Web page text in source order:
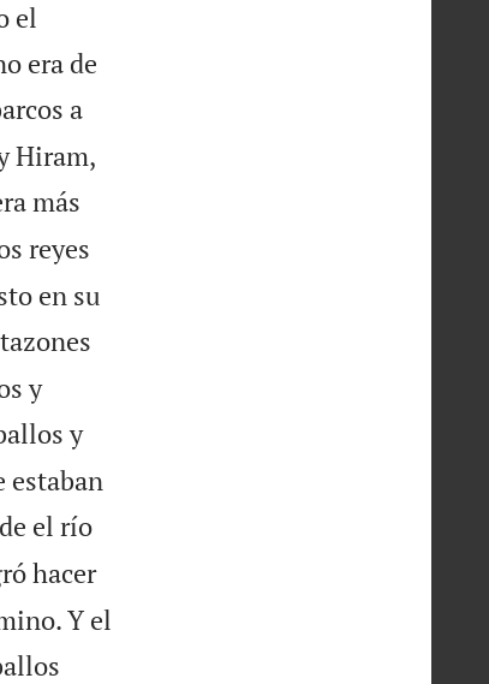
el
era de
a
Hiram,
más
reyes
en su
y
y
estaban
el río
hacer
Y el